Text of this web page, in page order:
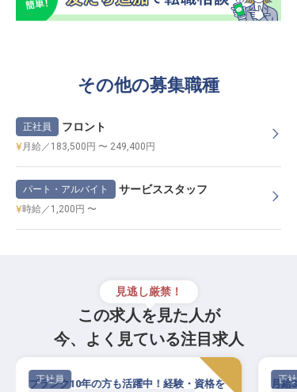
その他の募集職種
正社員 フロント
月給／183,500円 〜 249,400円
パート・アルバイト サービススタッフ
時給／1,200円 〜
見逃し厳禁！
この求人を見た人が
今、よく見ている注目求人
正社員
ブランク10年の方も活躍中！経験・資格を
正社
月給